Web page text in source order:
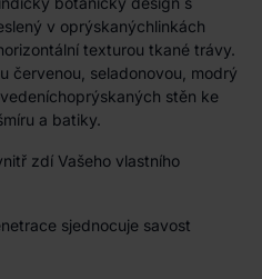
v oprýskanýchlinkách
texturou tkané trávy.
červenou, seladonovou, modrý
stěn ke
a batiky.
zdí Vašeho vlastního
sjednocuje savost